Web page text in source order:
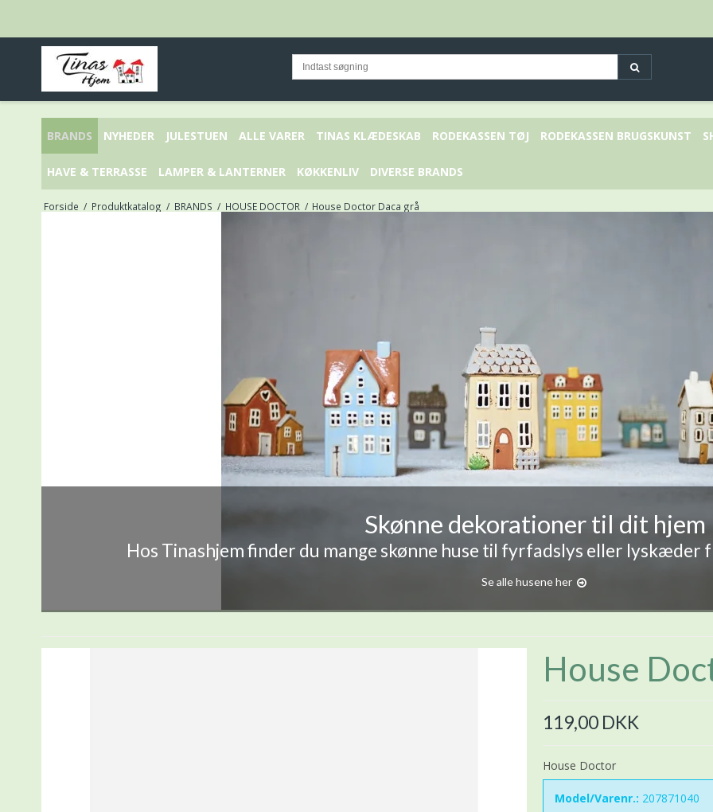
BRANDS NYHEDER JULESTUEN ALLE VARER TINAS KLÆDESKAB RODEKASSEN TØJ RODEKASSEN BRUGSKUNST
HAVE & TERRASSE LAMPER & LANTERNER KØKKENLIV DIVERSE BRANDS
Forside / Produktkatalog / BRANDS / HOUSE DOCTOR / House Doctor Daca grå
Skønne dekorationer til dit hjem
Hos Tinashjem finder du mange skønne huse til fyrfadslys eller lyskæder
Se alle husene her
House
119,00 DKK
House Doctor
Model/Varenr.: 207871040